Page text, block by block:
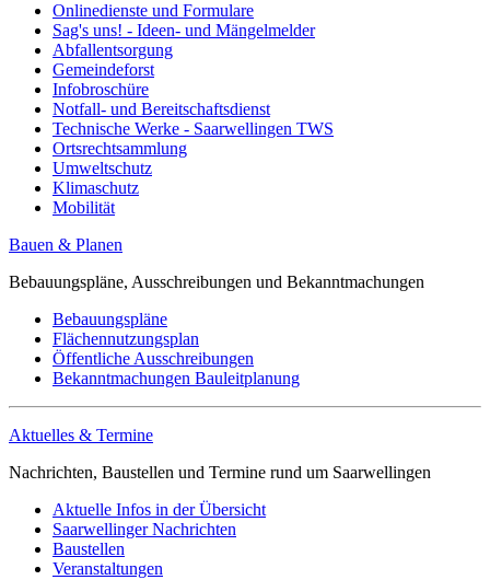
Onlinedienste und Formulare
Sag's uns! - Ideen- und Mängelmelder
Abfallentsorgung
Gemeindeforst
Infobroschüre
Notfall- und Bereitschaftsdienst
Technische Werke - Saarwellingen TWS
Ortsrechtsammlung
Umweltschutz
Klimaschutz
Mobilität
Bauen & Planen
Bebauungspläne, Ausschreibungen und Bekanntmachungen
Bebauungspläne
Flächennutzungsplan
Öffentliche Ausschreibungen
Bekanntmachungen Bauleitplanung
Aktuelles & Termine
Nachrichten, Baustellen und Termine rund um Saarwellingen
Aktuelle Infos in der Übersicht
Saarwellinger Nachrichten
Baustellen
Veranstaltungen